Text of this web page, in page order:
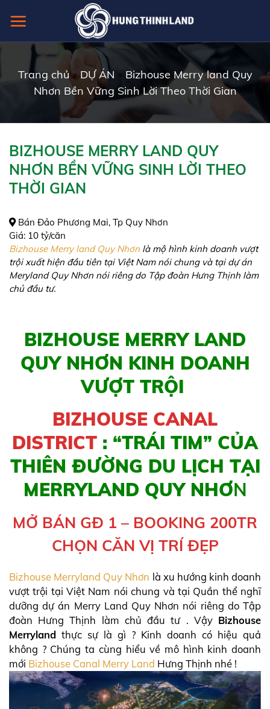
Trang chủ»DỰ ÁN » Bizhouse Merry land Quy
Nhơn Bền Vững Sinh Lời Theo Thời Gian
BIZHOUSE MERRY LAND QUY
NHƠN BỀN VỮNG SINH LỜI THEO
THỜI GIAN
Bán Đảo Phương Mai, Tp Quy Nhơn
Giá: 10 tỷ/căn
Bizhouse Merry land Quy Nhơn là mộ hình kinh doanh vượt
trội xuất hiện đầu tiên tại Việt Nam nói chung và tại dự án
Meryland Quy Nhơn nói riêng do Tập đoàn Hưng Thịnh làm
chủ đầu tư.
BIZHOUSE MERRY LAND
QUY NHƠN KINH DOANH
VƯỢT TRỘI
BIZHOUSE CANAL
DISTRICT : “TRÁI TIM” CỦA
THIÊN ĐƯỜNG DU LỊCH TẠI
MERRYLAND QUY NHƠN
MỞ BÁN GĐ 1 – BOOKING 200TR
CHỌN CĂN VỊ TRÍ ĐẸP
Bizhouse Merryland Quy Nhơn là xu hướng kinh doanh
vượt trội tại Việt Nam nói chung và tại Quần thể nghĩ
dưỡng dự án Merry Land Quy Nhơn nói riêng do Tập
đoàn Hưng Thịnh làm chủ đầu tư . Vậy Bizhouse
Merryland thực sự là gì ? Kinh doanh có hiệu quả
không ? Chúng ta cùng hiểu về mô hình kinh doanh
mới Bizhouse Canal Merry Land Hưng Thịnh nhé !